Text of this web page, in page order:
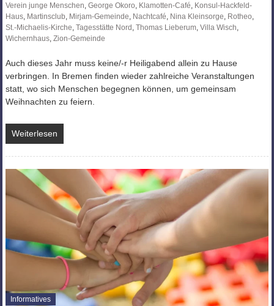
Verein junge Menschen, George Okoro, Klamotten-Café, Konsul-Hackfeld-
Haus, Martinsclub, Mirjam-Gemeinde, Nachtcafé, Nina Kleinsorge, Rotheo,
St.-Michaelis-Kirche, Tagesstätte Nord , Thomas Lieberum, Villa Wisch,
Wichernhaus, Zion-Gemeinde
Auch dieses Jahr muss keine/-r Heiligabend allein zu Hause
verbringen. In Bremen finden wieder zahlreiche Veranstaltungen
statt, wo sich Menschen begegnen können, um gemeinsam
Weihnachten zu feiern.
Weiterlesen
Informatives